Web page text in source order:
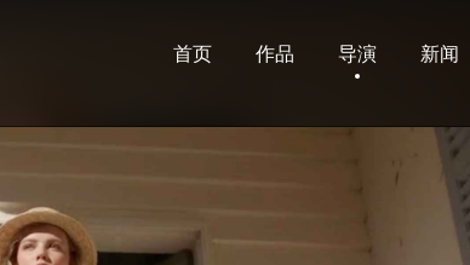
首页 作品 导演 新闻